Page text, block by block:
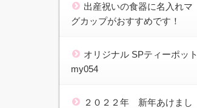
出産祝いの食器に名入れマ
グカップがおすすめです！
オリジナル SPティーポット
my054
２０２２年 新年あけまし